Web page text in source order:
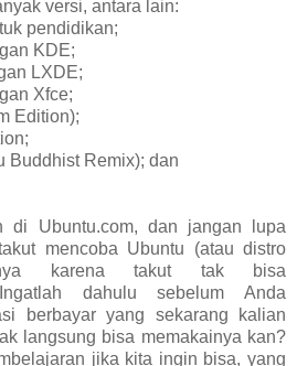
versi, antara lain:
pendidikan;
KDE;
LXDE;
Xfce;
Edition);
Buddhist Remix); dan
di Ubuntu.com, dan jangan lupa
mencoba Ubuntu (atau distro
karena takut tak bisa
Ingatlah dahulu sebelum Anda
berbayar yang sekarang kalian
langsung bisa memakainya kan?
jika kita ingin bisa, yang